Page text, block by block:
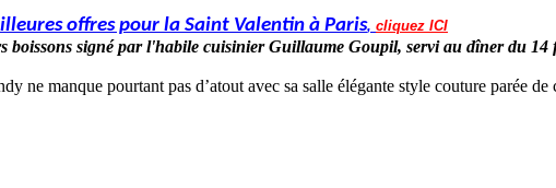
offres pour la Saint Valentin à Paris, cliquez ICI
boissons signé par l'habile cuisinier Guillaume Goupil, serviau dîner du 14
ne manque pourtant pas d’atout avec sa salle élégante style couture parée